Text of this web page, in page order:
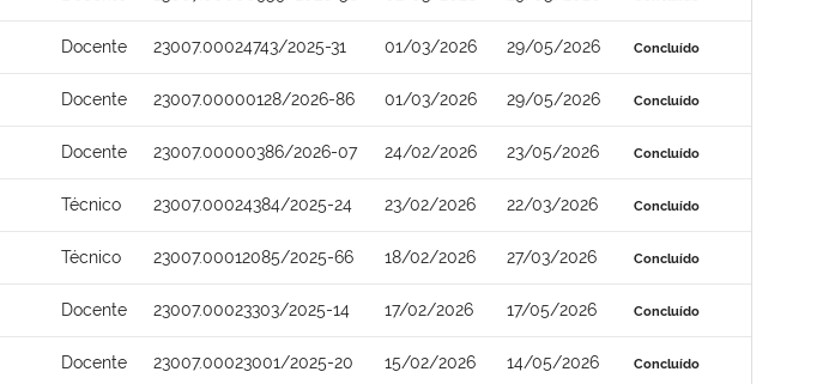
Docente 23007.00024743/2025-31 01/03/2026 29/05/2026 Concluído
Docente 23007.00000128/2026-86 01/03/2026 29/05/2026 Concluído
Docente 23007.00000386/2026-07 24/02/2026 23/05/2026 Concluído
Técnico 23007.00024384/2025-24 23/02/2026 22/03/2026 Concluído
Técnico 23007.00012085/2025-66 18/02/2026 27/03/2026 Concluído
Docente 23007.00023303/2025-14 17/02/2026 17/05/2026 Concluído
Docente 23007.00023001/2025-20 15/02/2026 14/05/2026 Concluído